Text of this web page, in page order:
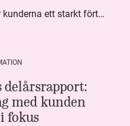
Under fjärde kvartalet visar kunderna ett starkt förtroende för Systembolaget. Nöjd Kund Index (NKI) når en ny rekordnivå och bidrar till att även helåret avslutar starkt. Arbetet med ansvarsfull försäljning ger tydliga resultat där ålderskontroller når sina högsta nivåer någonsin. Samtidigt fortsätter kundernas val att förändras. Allt fler väljer öl och drycker med lägre alkoholhalt. Vi ser också en lägre försäljningsvolym under kvartalet, en utveckling som ligger i linje med den långsiktiga minskningen i alkoholkonsumtionen i Sverige. De officiella konsumtionssiffrorna från CAN för 2025 kommer först under våren men försäljningssiffrorna pekar åt samma håll.
delårsrapport:
med kunden
fokus